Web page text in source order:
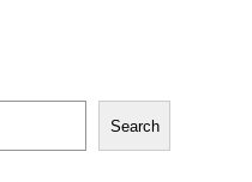
Search